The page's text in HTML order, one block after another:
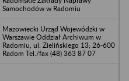
Samochodów w Radomiu
Mazowiecki Urząd Wojewódzki w
Warszawie Oddział Archiwum w
Radomiu, ul. Zielińskiego 13; 26-600
Radom Tel./fax (48) 363 87 07